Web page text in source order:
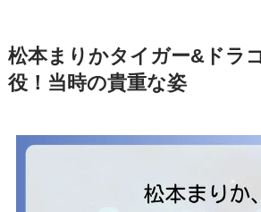
松本まりかタイガー&ドラ
役！当時の貴重な姿